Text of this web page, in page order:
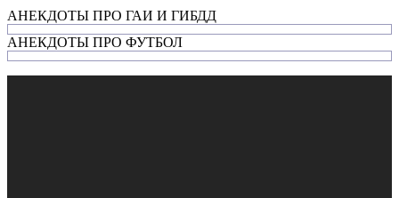
АНЕКДОТЫ ПРО ГАИ И ГИБДД
АНЕКДОТЫ ПРО ФУТБОЛ